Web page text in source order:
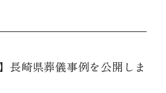
長崎県葬儀事例を公開しま